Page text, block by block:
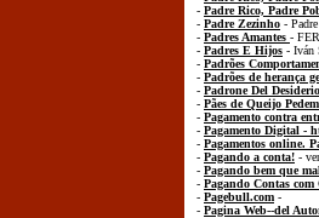
- Padre Rico, Padre
- Padre Zezinho -
- Padres Amantes -
- Padres E Hijos - Iván
- Padrões
- Padrões de herança
- Padrone Del
- Pães de Queijo
- Pagamento contra
- Pagamento Digital -
- Pagamentos online.
- Pagando a conta! -
- Pagando bem que
- Pagando Contas
- Pagebull.com -
- Pagina Web--del